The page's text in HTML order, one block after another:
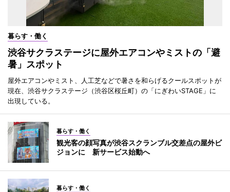
暮らす・働く
渋谷サクラステージに屋外エアコンやミストの「避
暑」スポット
屋外エアコンやミスト、人工芝などで暑さを和らげるクールスポットが
現在、渋谷サクラステージ（渋谷区桜丘町）の「にぎわいSTAGE」に
出現している。
暮らす・働く
観光客の顔写真が渋谷スクランブル交差点の屋外ビ
ジョンに 新サービス始動へ
暮らす・働く